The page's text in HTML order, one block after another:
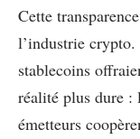
Cette
l’industrie crypto.
stablecoins
réalité plus dure :
émetteurs